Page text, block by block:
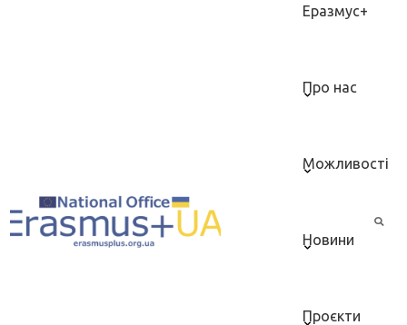
Еразмус+
Про нас
Можливості
Новини
Проєкти